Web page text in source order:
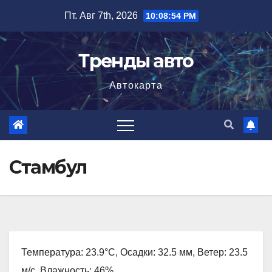
содержимому
Пт. Авг 7th, 2026 10:08:55 PM
Тренды авто
Автокарта
Стамбул
Температура: 23.9°C, Осадки: 32.5 мм, Ветер: 23.5